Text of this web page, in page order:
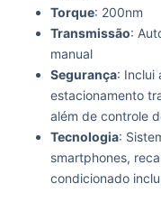
Torque: 200nm
Transmissão:
manual
Segurança: Inclui
estacionamento
além de controle
Tecnologia:
smartphones,
condicionado